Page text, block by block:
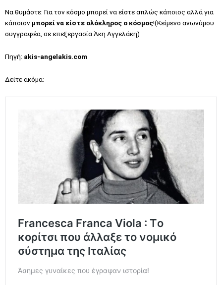
Να θυμάστε: Για τον κόσμο μπορεί να είστε απλώς κάποιος αλλά για
κάποιον μπορεί να είστε ολόκληρος ο κόσμος!(Κείμενο ανωνύμου
συγγραφέα, σε επεξεργασία Άκη Αγγελάκη)
Πηγή: akis-angelakis.com
Δείτε ακόμα: